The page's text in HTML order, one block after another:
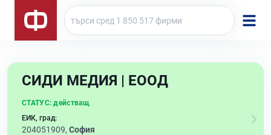
СИДИ МЕДИЯ | ЕООД
СТАТУС: действащ
ЕИК, град:
204051909, София